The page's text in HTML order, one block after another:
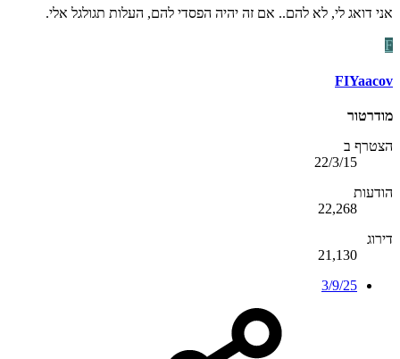
אני דואג לי, לא להם.. אם זה יהיה הפסדי להם, העלות תגולגל אלי.
F
FIYaacov
מודרטור
הצטרף ב
22/3/15
הודעות
22,268
דירוג
21,130
3/9/25